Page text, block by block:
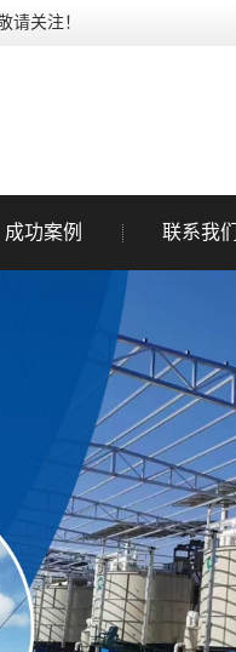
请关注！
成功案例 联系我们